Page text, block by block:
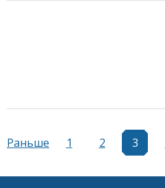
Раньше 1 2 3